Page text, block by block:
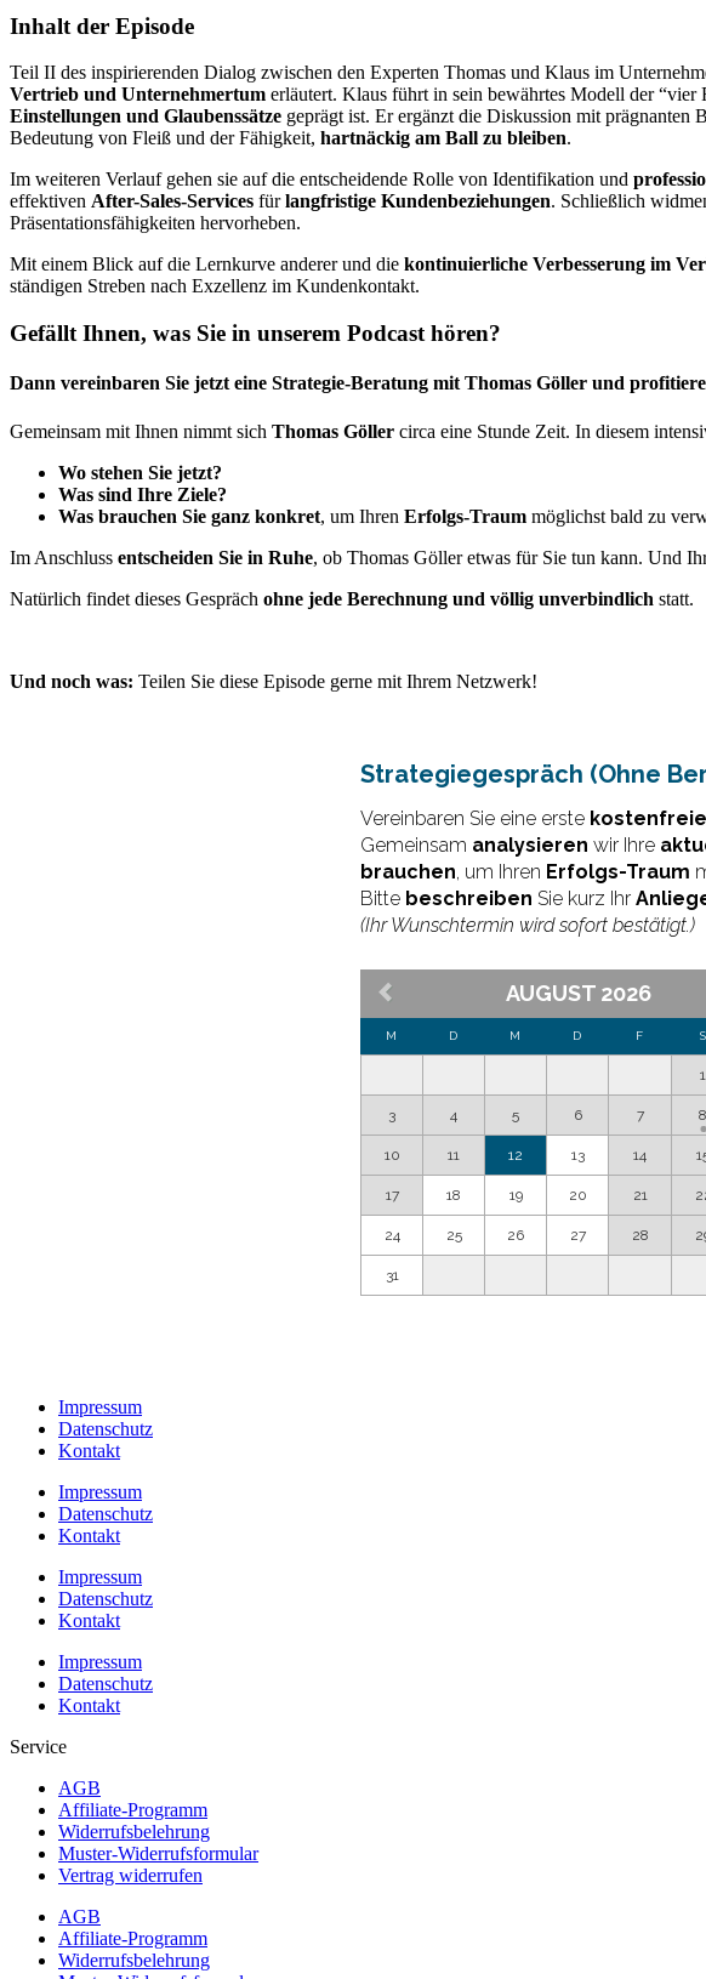
Inhalt der Episode
Teil II des inspirierenden Dialog zwischen den Experten Thomas und Klaus im
Vertrieb und Unternehmertum erläutert. Klaus führt in sein bewährtes Modell der
Einstellungen und Glaubenssätze geprägt ist. Er ergänzt die Diskussion mit
Bedeutung von Fleiß und der Fähigkeit, hartnäckig am Ball zu bleiben.
Im weiteren Verlauf gehen sie auf die entscheidende Rolle von Identifikation und
effektiven After-Sales-Services fürlangfristige Kundenbeziehungen. Schließlich
Präsentationsfähigkeiten hervorheben.
Mit einem Blick auf die Lernkurve anderer und die kontinuierliche Verbesserung im
ständigen Streben nach Exzellenz im Kundenkontakt.
Gefällt Ihnen, was Sie in unserem Podcast hören?
Dann vereinbaren Sie jetzt eine Strategie-Beratung mit Thomas Göller und
Gemeinsam mit Ihnen nimmt sich Thomas Göller circa eine Stunde Zeit. In diesem
Wo stehen Sie jetzt?
Was sind Ihre Ziele?
Was brauchen Sie ganz konkret, um Ihren Erfolgs-Traum möglichst bald zu
Im Anschluss entscheiden Sie in Ruhe, ob Thomas Göller etwas für Sie tun kann. Und
Natürlich findet dieses Gespräch ohne jede Berechnung und völlig unverbindlich statt.
Und noch was: Teilen Sie diese Episode gerne mit Ihrem Netzwerk!
Impressum
Datenschutz
Kontakt
Impressum
Datenschutz
Kontakt
Impressum
Datenschutz
Kontakt
Impressum
Datenschutz
Kontakt
Service
AGB
Affiliate-Programm
Widerrufsbelehrung
Muster-Widerrufsformular
Vertrag widerrufen
AGB
Affiliate-Programm
Widerrufsbelehrung